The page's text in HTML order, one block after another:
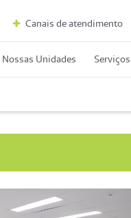
Canais de atendimento
Nossas Unidades Serviços